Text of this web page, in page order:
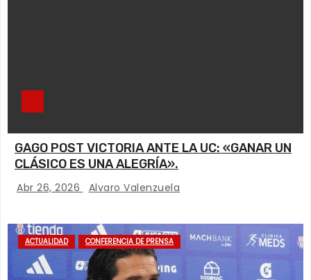
GAGO POST VICTORIA ANTE LA UC: «GANAR UN
CLÁSICO ES UNA ALEGRÍA».
Abr 26, 2026 Alvaro Valenzuela
ACTUALIDAD CONFERENCIA DE PRENSA